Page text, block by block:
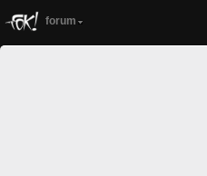
forum